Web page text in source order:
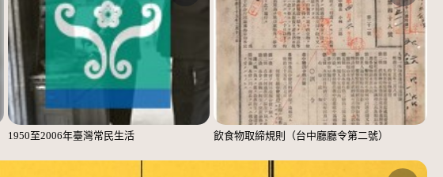
1950至2006年臺灣常民生活 飲食物取締規則（台中廳廳令第二號）